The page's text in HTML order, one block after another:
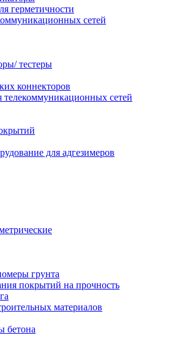
герметичности
сетей
тестеры
коннекторов
сетей
для адгезимеров
грунта
покрытий на прочность
материалов
бетона